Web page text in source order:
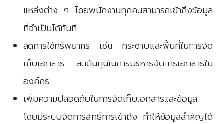
แหล่งต่าง ๆ โดยพนักงานทุกคนสามารถเข้าถึงข้อมูล
ที่จำเป็นได้ทันที
ลดการใช้ทรัพยากร เช่น กระดาษและพื้นที่ในการจัด
เก็บเอกสาร ลดต้นทุนในการบริหารจัดการเอกสารใน
องค์กร
เพิ่มความปลอดภัยในการจัดเก็บเอกสารและข้อมูล
โดยมีระบบจัดการสิทธิ์การเข้าถึง ทำให้ข้อมูลสำคัญได้